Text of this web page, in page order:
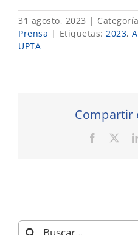
31 agosto, 2023 |
Prensa | Etiquetas: 2023,
UPTA
Compartir
Facebook
Buscar: